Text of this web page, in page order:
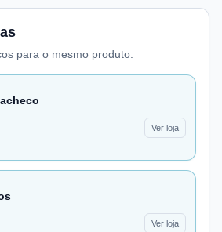
para o mesmo produto.
Ver loja
Ver loja